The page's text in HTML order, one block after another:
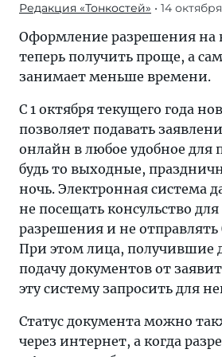
Редакция «Тонкостей» • 14
Оформление разрешения на
теперь получить проще, а
занимает меньше времени.
С 1 октября текущего года
позволяет подавать
онлайн в любое удобное для
будь то выходные,
ночь. Электронная система
не посещать консульство
разрешения и не
При этом лица, получившие
подачу документов от
эту систему запросить для
Статус документа можно
через интернет, а когда